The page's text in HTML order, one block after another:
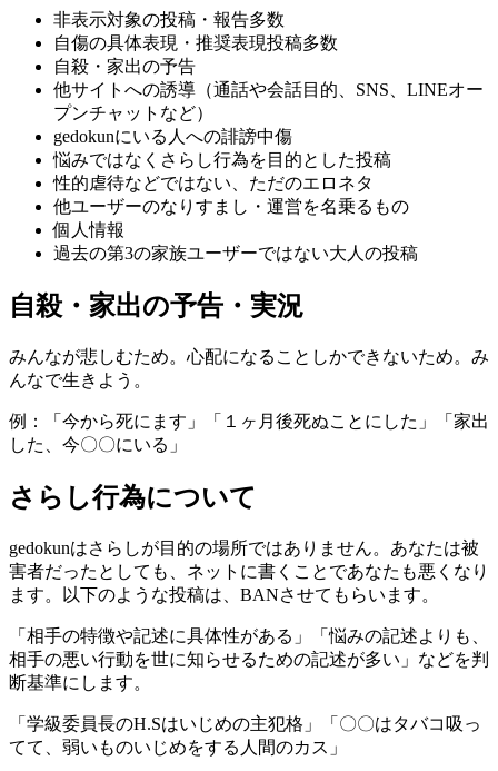
非表示対象の投稿・報告多数
自傷の具体表現・推奨表現投稿多数
自殺・家出の予告
他サイトへの誘導（通話や会話目的、SNS、LINEオー
プンチャットなど）
gedokunにいる人への誹謗中傷
悩みではなくさらし行為を目的とした投稿
性的虐待などではない、ただのエロネタ
他ユーザーのなりすまし・運営を名乗るもの
個人情報
過去の第3の家族ユーザーではない大人の投稿
自殺・家出の予告・実況
みんなが悲しむため。心配になることしかできないため。み
んなで生きよう。
例：「今から死にます」「１ヶ月後死ぬことにした」「家出
した、今〇〇にいる」
さらし行為について
gedokunはさらしが目的の場所ではありません。あなたは被
害者だったとしても、ネットに書くことであなたも悪くなり
ます。以下のような投稿は、BANさせてもらいます。
「相手の特徴や記述に具体性がある」「悩みの記述よりも、
相手の悪い行動を世に知らせるための記述が多い」などを判
断基準にします。
「学級委員長のH.Sはいじめの主犯格」「〇〇はタバコ吸っ
てて、弱いものいじめをする人間のカス」